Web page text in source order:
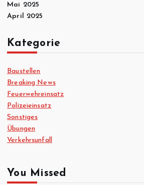
Mai 2025
April 2025
Kategorie
Baustellen
Breaking News
Feuerwehreinsatz
Polizeieinsatz
Sonstiges
Übungen
Verkehrsunfall
You Missed